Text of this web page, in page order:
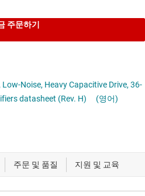
주문하기
Noise, Heavy Capacitive Drive, 36-
datasheet (Rev. H)
(영어)